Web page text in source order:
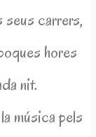
seus carrers,
hores
nit.
música pels